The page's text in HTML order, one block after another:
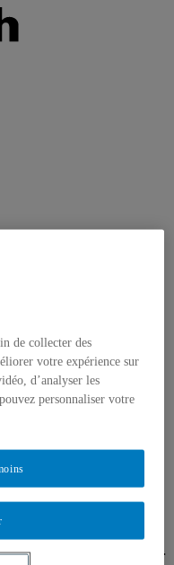
des modèles
simuler et de développer…
de collecter des
votre expérience sur
d’analyser les
personnaliser votre